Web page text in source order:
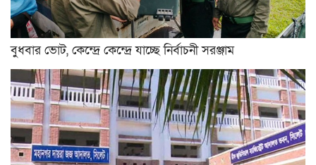
বুধবার ভোট, কেন্দ্রে কেন্দ্রে যাচ্ছে নির্বাচনী সরঞ্জাম